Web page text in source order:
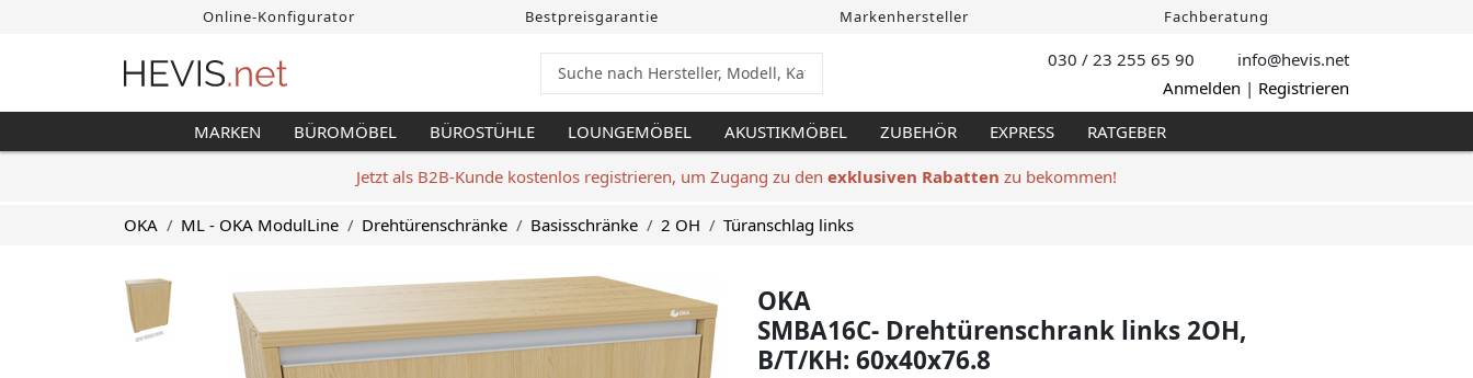
Online-Konfigurator Bestpreisgarantie Markenhersteller Fachberatung
030 / 23 255 65 90 info@hevis.net
Anmelden | Registrieren
MARKEN BÜROMÖBEL BÜROSTÜHLE LOUNGEMÖBEL AKUSTIKMÖBEL ZUBEHÖR EXPRESS RATGEBER
Jetzt als B2B-Kunde kostenlos registrieren, um Zugang zu den exklusiven Rabatten zu bekommen!
OKA ML - OKA ModulLine Drehtürenschränke Basisschränke 2 OH Türanschlag links
OKA
SMBA16C- Drehtürenschrank links 2OH,
B/T/KH: 60x40x76.8